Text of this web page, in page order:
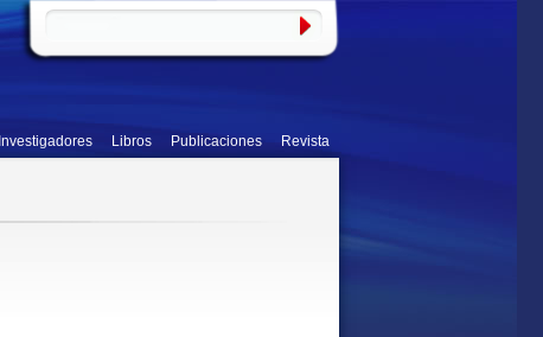
Investigadores Libros Publicaciones Revista